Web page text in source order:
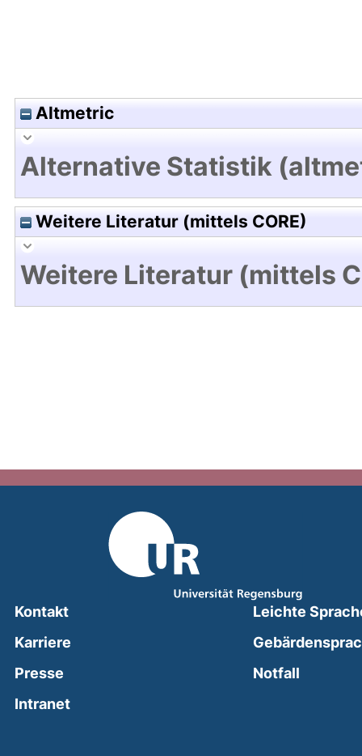
Altmetric
Alternative Statistik
Weitere Literatur (mittels CORE)
Weitere Literatur (mittels
Kontakt
Karriere
Presse
Intranet(external link, opens in a new window)
Leichte
Notfall